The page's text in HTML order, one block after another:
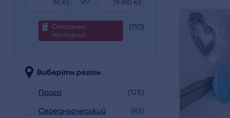
Kč Kč
Спеціальні
пропозиції
(110)
Виберіть регіон
Прага
(128)
Середньочеський
(43)